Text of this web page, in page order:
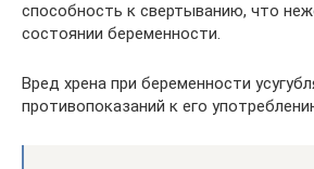
способность к свертыванию, что
состоянии беременности.
Вред хрена при беременности
противопоказаний к его